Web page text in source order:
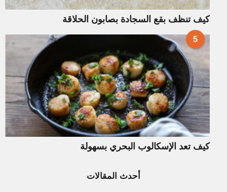
كيف تنظف بقع السجادة بصابون الحلاقة
5
كيف تعد الإسكالوب البحري بسهولة
أحدث المقالات